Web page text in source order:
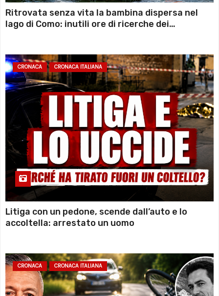
Ritrovata senza vita la bambina dispersa nel
lago di Como: inutili ore di ricerche dei
CRONACA CRONACA ITALIANA
Litiga con un pedone, scende dall’auto e lo
accoltella: arrestato un uomo
CRONACA CRONACA ITALIANA